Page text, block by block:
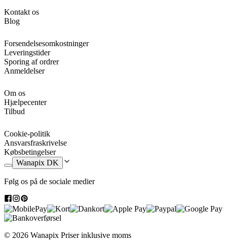
Kontakt os
Blog
Forsendelsesomkostninger
Leveringstider
Sporing af ordrer
Anmeldelser
Om os
Hjælpecenter
Tilbud
Cookie-politik
Ansvarsfraskrivelse
Købsbetingelser
Wanapix DK
Følg os på de sociale medier
© 2026 Wanapix Priser inklusive moms